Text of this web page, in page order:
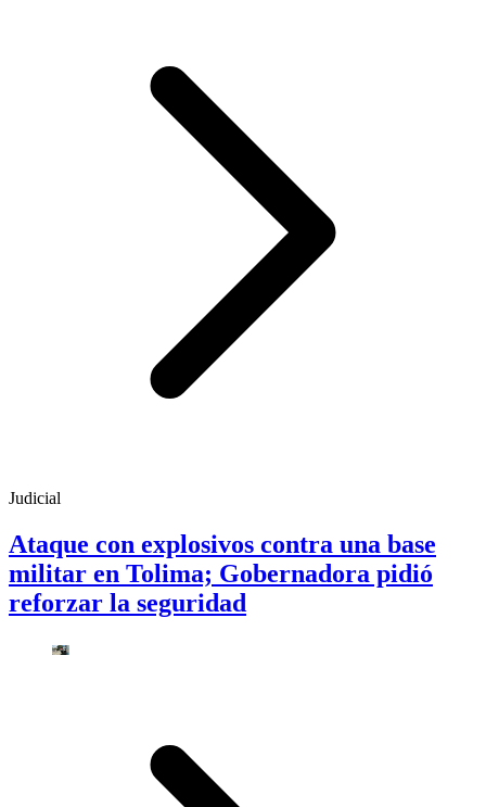
Judicial
Ataque con explosivos contra una base
militar en Tolima; Gobernadora pidió
reforzar la seguridad